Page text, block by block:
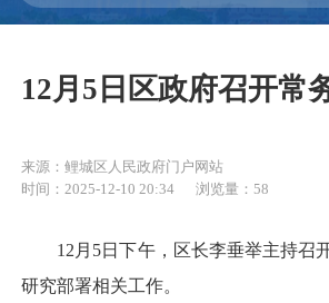
12月5日区政府召开常
来源：鲤城区人民政府门户网站
时间：2025-12-10 20:34
浏览量： 58
12月5日下午，区长李垂举主持召开
研究部署相关工作。